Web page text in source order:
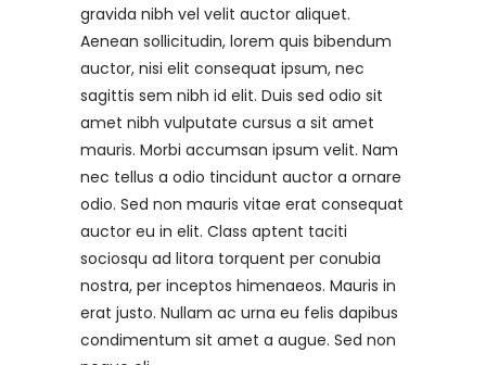
gravida nibh vel velit auctor aliquet.
Aenean sollicitudin, lorem quis bibendum
auctor, nisi elit consequat ipsum, nec
sagittis sem nibh id elit. Duis sed odio sit
amet nibh vulputate cursus a sit amet
mauris. Morbi accumsan ipsum velit. Nam
nec tellus a odio tincidunt auctor a ornare
odio. Sed non mauris vitae erat consequat
auctor eu in elit. Class aptent taciti
sociosqu ad litora torquent per conubia
nostra, per inceptos himenaeos. Mauris in
erat justo. Nullam ac urna eu felis dapibus
condimentum sit amet a augue. Sed non